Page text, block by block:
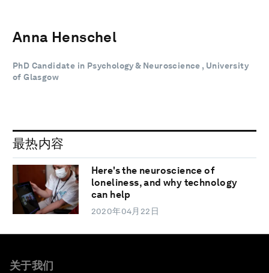
Anna Henschel
PhD Candidate in Psychology & Neuroscience , University
of Glasgow
最热内容
Here's the neuroscience of
loneliness, and why technology
can help
2020年04月22日
关于我们